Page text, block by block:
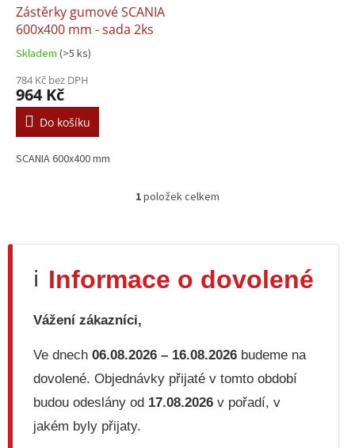
d
ů
Zástěrky gumové SCANIA
600x400 mm - sada 2ks
Skladem (>5 ks)
784 Kč bez DPH
964 Kč
Do košíku
SCANIA 600x400 mm
O
á
a
c
v
k
y
v
1položek celkem
ℹ️ Informace o dovolené
Vážení zákazníci,
Ve dnech 06.08.2026 – 16.08.2026 budeme na
dovolené. Objednávky přijaté v tomto období
budou odeslány od 17.08.2026 v pořadí, v
jakém byly přijaty.